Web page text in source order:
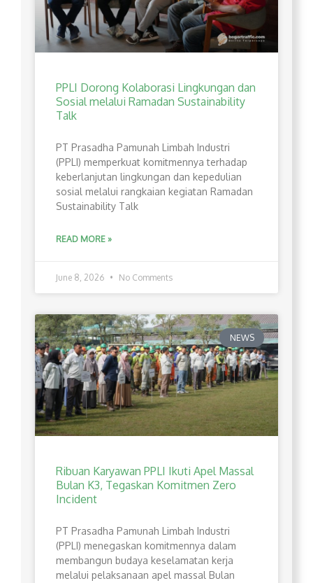
PPLI Dorong Kolaborasi Lingkungan dan
Sosial melalui Ramadan Sustainability
Talk
PT Prasadha Pamunah Limbah Industri
(PPLI) memperkuat komitmennya terhadap
keberlanjutan lingkungan dan kepedulian
sosial melalui rangkaian kegiatan Ramadan
Sustainability Talk
READ MORE »
June 8, 2026 No Comments
NEWS
Ribuan Karyawan PPLI Ikuti Apel Massal
Bulan K3, Tegaskan Komitmen Zero
Incident
PT Prasadha Pamunah Limbah Industri
(PPLI) menegaskan komitmennya dalam
membangun budaya keselamatan kerja
melalui pelaksanaan apel massal Bulan